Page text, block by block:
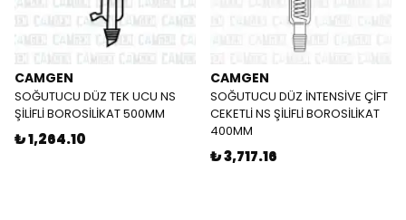
CAMGEN
SOĞUTUCU DÜZ TEK UCU NS
ŞİLİFLİ BOROSİLİKAT 500MM
₺ 1,264.10
CAMGEN
SOĞUTUCU DÜZ İNTENSİVE ÇİFT
CEKETLİ NS ŞİLİFLİ BOROSİLİKAT
400MM
₺ 3,717.16